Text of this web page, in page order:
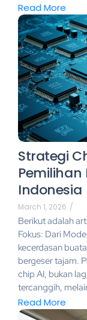
Read More
Strategi
Pemilihan
Indonesia
March 1, 2026 /
Berikut adalah
Fokus: Dari
kecerdasan
bergeser tajam.
chip AI, bukan
tercanggih,
Read More